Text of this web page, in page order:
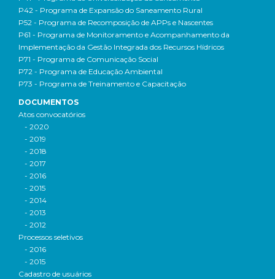
P42 - Programa de Expansão do Saneamento Rural
P52 - Programa de Recomposição de APPs e Nascentes
P61 - Programa de Monitoramento e Acompanhamento da
Implementação da Gestão Integrada dos Recursos Hídricos
P71 - Programa de Comunicação Social
P72 - Programa de Educação Ambiental
P73 - Programa de Treinamento e Capacitação
DOCUMENTOS
Atos convocatórios
- 2020
- 2019
- 2018
- 2017
- 2016
- 2015
- 2014
- 2013
- 2012
Processos seletivos
- 2016
- 2015
Cadastro de usuários